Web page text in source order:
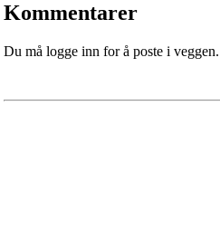
Kommentarer
Du må logge inn for å poste i veggen.